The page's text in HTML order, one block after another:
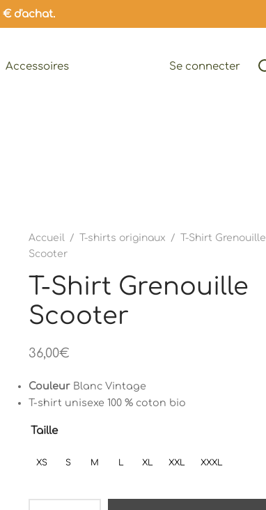
€ d'achat.
Accessoires Se connecter
Accueil / T-shirts originaux /
T-Shirt Grenouille
Scooter
T-Shirt Grenouille
Scooter
36,00€
Couleur Blanc Vintage
T-shirt unisexe 100 % coton bio
Taille
XS S M L XL XXL XXXL